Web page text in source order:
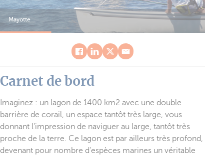
Mayotte
Carnet de bord
Imaginez : un lagon de 1400 km2 avec une double
barrière de corail, un espace tantôt très large, vous
donnant l'impression de naviguer au large, tantôt très
proche de la terre. Ce lagon est par ailleurs très profond,
devenant pour nombre d'espèces marines un véritable